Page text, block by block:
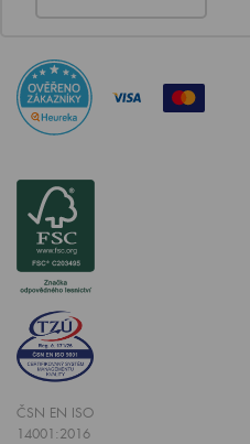
ČSN EN ISO
14001:2016